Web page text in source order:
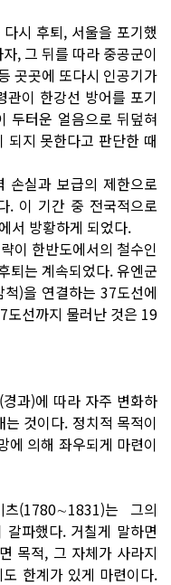
시 후퇴, 서울을 포기했
, 그 뒤를 따라 중공군이
곳곳에 또다시 인공기가
관이 한강선 방어를 포기
두터운 얼음으로 뒤덮혀
되지 못한다고 판단한 때
손실과 보급의 제한으로
. 이 기간 중 전국적으로
서 방황하게 되었다.
이 한반도에서의 철수인
퇴는 계속되었다. 유엔군
)을 연결하는 37도선에
도선까지 물러난 것은 19
과)에 따라 자주 변화하
것이다. 정치적 목적이
에 의해 좌우되게 마련이
츠(1780∼1831)는 그의
파했다. 거칠게 말하면
목적, 그 자체가 사라지
한계가 있게 마련이다.